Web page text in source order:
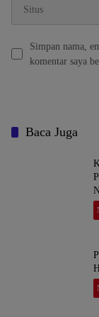
Simpan nama,
komentar saya
Baca Juga